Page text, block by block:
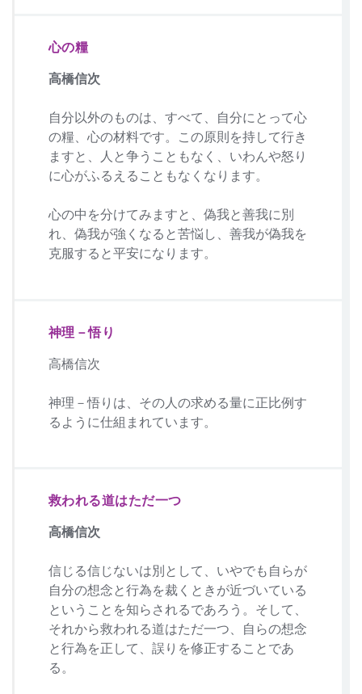
心の糧
高橋信次
自分以外のものは、すべて、自分にとって心
の糧、心の材料です。この原則を持して行き
ますと、人と争うこともなく、いわんや怒り
に心がふるえることもなくなります。
心の中を分けてみますと、偽我と善我に別
れ、偽我が強くなると苦悩し、善我が偽我を
克服すると平安になります。
神理－悟り
高橋信次
神理－悟りは、その人の求める量に正比例す
るように仕組まれています。
救われる道はただ一つ
高橋信次
信じる信じないは別として、いやでも自らが
自分の想念と行為を裁くときが近づいている
ということを知らされるであろう。そして、
それから救われる道はただ一つ、自らの想念
と行為を正して、誤りを修正することであ
る。